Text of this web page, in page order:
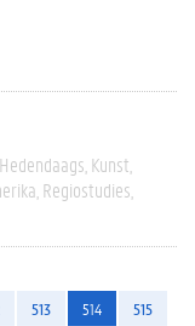
Hedendaags Kunst
Regiostudies
513 514
515